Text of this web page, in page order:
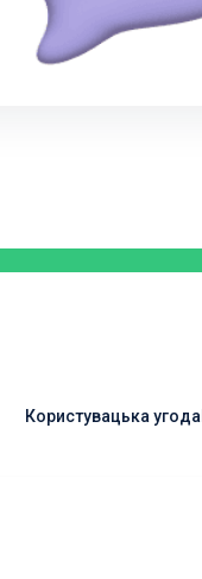
Користувацька угода